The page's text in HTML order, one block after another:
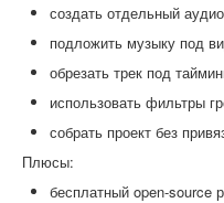
создать отдельный
подложить музыку под
обрезать трек под
использовать фильтры
собрать проект без
Плюсы:
бесплатный open-source